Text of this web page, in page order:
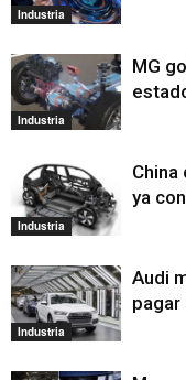
Industria
Industria
MG
Industria
ya
Industria
Audi
pagar